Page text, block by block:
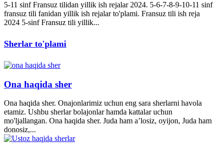
5-11 sinf Fransuz tilidan yillik ish rejalar 2024. 5-6-7-8-9-10-11 sinf
fransuz tili fanidan yillik ish rejalar to'plami. Fransuz tili ish reja
2024 5-sinf Fransuz tili yillik...
Sherlar to'plami
Ona haqida sher
Ona haqida sher. Onajonlarimiz uchun eng sara sherlarni havola
etamiz. Ushbu sherlar bolajonlar hamda kattalar uchun
mo'ljallangan. Ona haqida sher. Juda ham a’losiz, oyijon, Juda ham
donosiz,...